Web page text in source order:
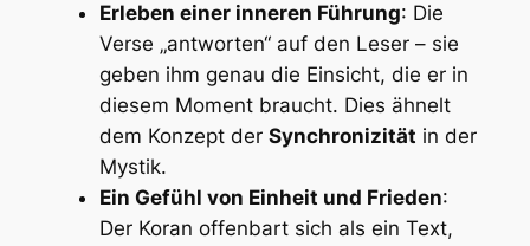
Erleben einer inneren Führung: Die
Verse „antworten“ auf den Leser – sie
geben ihm genau die Einsicht, die er in
diesem Moment braucht. Dies ähnelt
dem Konzept der Synchronizität in der
Mystik.
Ein Gefühl von Einheit und Frieden:
Der Koran offenbart sich als ein Text,